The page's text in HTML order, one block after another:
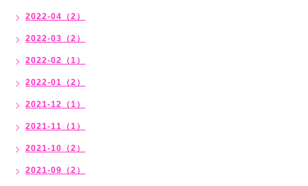
2022-04（2）
2022-03（2）
2022-02（1）
2022-01（2）
2021-12（1）
2021-11（1）
2021-10（2）
2021-09（2）